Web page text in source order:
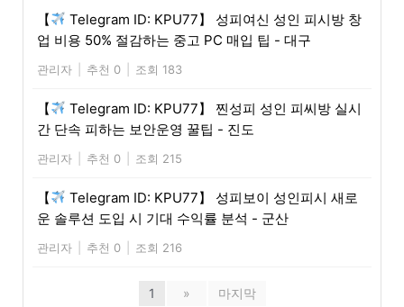
【
Telegram ID: KPU77】 성피여신 성인 피시방 창
업 비용 50% 절감하는 중고 PC 매입 팁 - 대구
관리자 추천 0 조회 183
【
Telegram ID: KPU77】 찐성피 성인 피씨방 실시
간 단속 피하는 보안운영 꿀팁 - 진도
관리자 추천 0 조회 215
【
Telegram ID: KPU77】 성피보이 성인피시 새로
운 솔루션 도입 시 기대 수익률 분석 - 군산
관리자 추천 0 조회 216
1 » 마지막